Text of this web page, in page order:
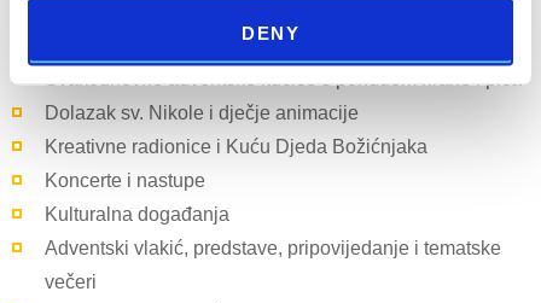
DENY
Dolazak sv. Nikole i dječje animacije
Kreativne radionice i Kuću Djeda Božićnjaka
Koncerte i nastupe
Kulturalna događanja
Adventski vlakić, predstave, pripovijedanje i tematske
večeri